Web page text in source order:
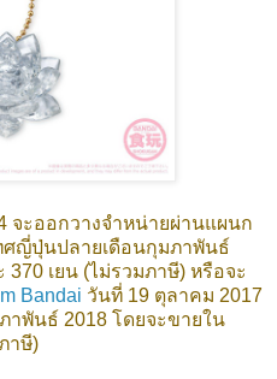
จะออกวางจำหน่ายผ่านแผนก
ญี่ปุ่นปลายเดือนกุมภาพันธ์
เยน (ไม่รวมภาษี) หรือจะ
Bandai วันที่ 19 ตุลาคม 2017
าพันธ์ 2018 โดยจะขายใน
าษี)